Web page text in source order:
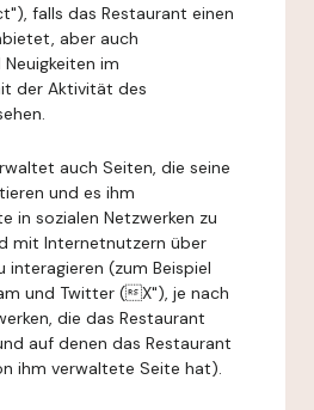
falls das Restaurant einen
aber auch
im
der Aktivität des
auch Seiten, die seine
und es ihm
in sozialen Netzwerken zu
mit Internetnutzern über
interagieren (zum Beispiel
und Twitter (X"), je nach
die das Restaurant
auf denen das Restaurant
ihm verwaltete Seite hat).